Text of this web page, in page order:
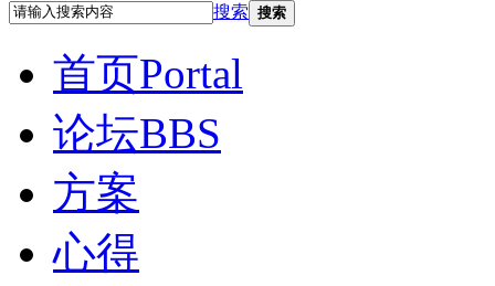
搜索 搜索
首页Portal
论坛BBS
方案
心得